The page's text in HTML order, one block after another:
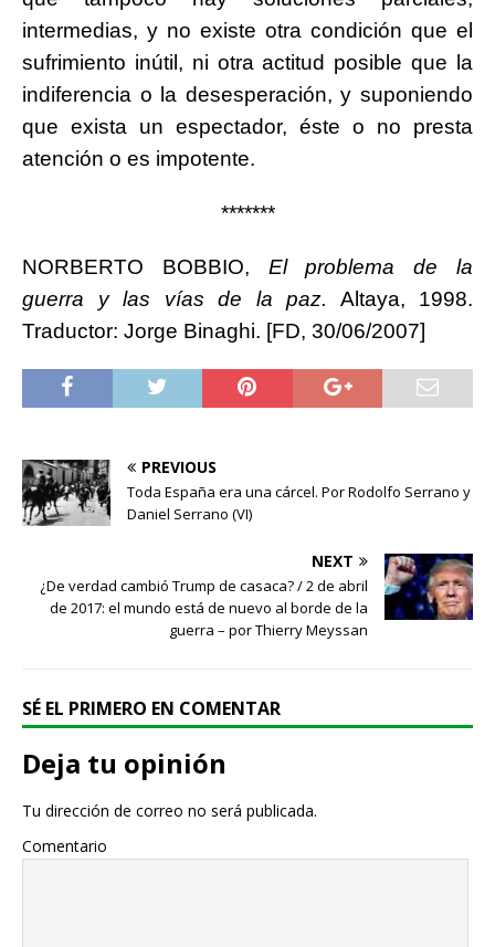
intermedias, y no existe otra condición que el
sufrimiento inútil, ni otra actitud posible que la
indiferencia o la desesperación, y suponiendo
que exista un espectador, éste o no presta
atención o es impotente.
*******
NORBERTO BOBBIO, El problema de la
guerra y las vías de la paz. Altaya, 1998.
Traductor: Jorge Binaghi. [FD, 30/06/2007]
PREVIOUS
Toda España era una cárcel. Por Rodolfo Serrano y
Daniel Serrano (VI)
NEXT
¿De verdad cambió Trump de casaca? / 2 de abril
de 2017: el mundo está de nuevo al borde de la
guerra – por Thierry Meyssan
SÉ EL PRIMERO EN COMENTAR
Deja tu opinión
Tu dirección de correo no será publicada.
Comentario